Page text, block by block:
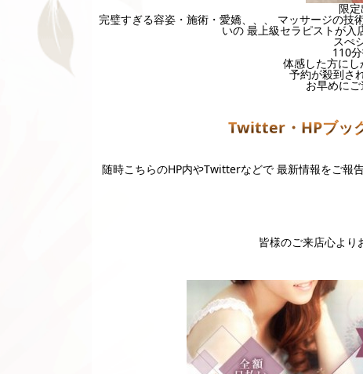
限定
完璧すぎる容姿・施術・愛嬌、、、 マッサージの
いの 最上級セラピストが入
スぺ
110
体感した方にし
予約が殺到さ
お早めに
Twitter・HPブッ
随時こちらのHP内やTwitterなどで 最新情報をご報
皆様のご来店心より